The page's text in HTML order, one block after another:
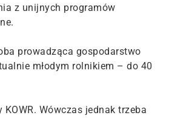
z unijnych programów
prowadząca gospodarstwo
młodym rolnikiem – do 40
Wówczas jednak trzeba